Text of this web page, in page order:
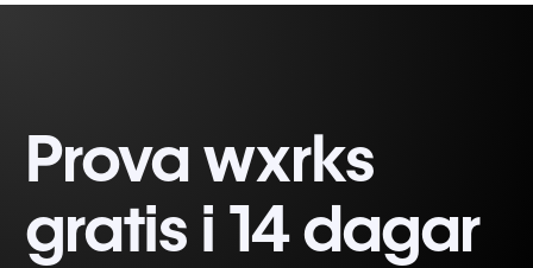
Prova wxrks
gratis i 14 dagar